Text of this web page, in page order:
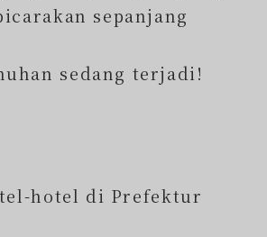
sepanjang
sedang terjadi!
hotel di Prefektur